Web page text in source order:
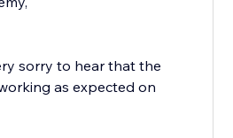
sorry to hear that the
as expected on